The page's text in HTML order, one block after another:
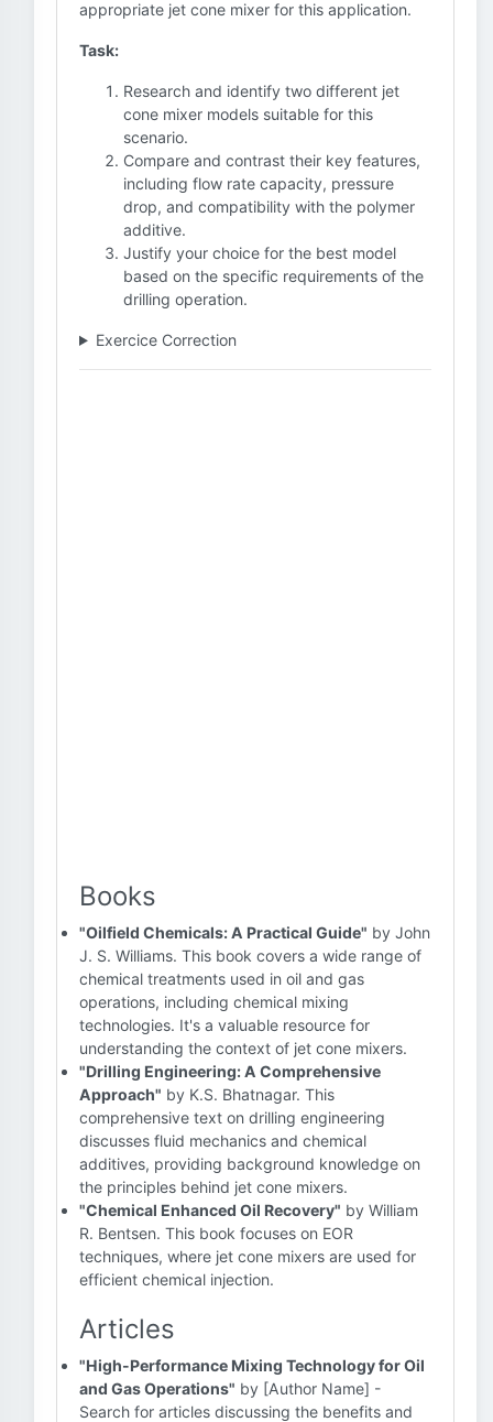
appropriate jet cone mixer for this application.
Task:
Research and identify two different jet
cone mixer models suitable for this
scenario.
Compare and contrast their key features,
including flow rate capacity, pressure
drop, and compatibility with the polymer
additive.
Justify your choice for the best model
based on the specific requirements of the
drilling operation.
Exercice Correction
Books
"Oilfield Chemicals: A Practical Guide" by John
J. S. Williams. This book covers a wide range of
chemical treatments used in oil and gas
operations, including chemical mixing
technologies. It's a valuable resource for
understanding the context of jet cone mixers.
"Drilling Engineering: A Comprehensive
Approach" by K.S. Bhatnagar. This
comprehensive text on drilling engineering
discusses fluid mechanics and chemical
additives, providing background knowledge on
the principles behind jet cone mixers.
"Chemical Enhanced Oil Recovery" by William
R. Bentsen. This book focuses on EOR
techniques, where jet cone mixers are used for
efficient chemical injection.
Articles
"High-Performance Mixing Technology for Oil
and Gas Operations" by [Author Name] -
Search for articles discussing the benefits and